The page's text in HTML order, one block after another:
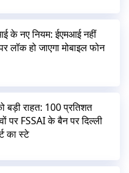
के नए नियम: ईएमआई नहीं
लॉक हो जाएगा मोबाइल फोन
बड़ी राहत: 100 प्रतिशत
पर FSSAI के बैन पर दिल्ली
का स्टे